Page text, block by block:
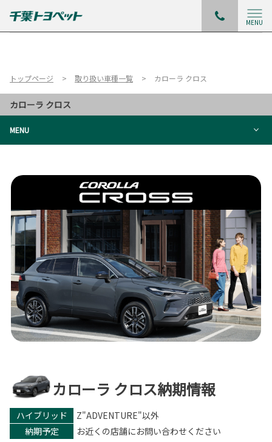
MENU
トップページ 取り扱い車種一覧 カローラ クロス
カローラ クロス
MENU
カローラ クロス納期情報
ハイブリッド
Z"ADVENTURE"以外
納期予定
お近くの店舗にお問い合わせください